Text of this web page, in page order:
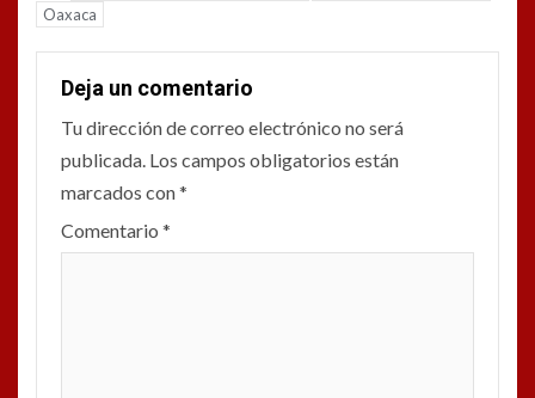
Oaxaca
Deja un comentario
Tu dirección de correo electrónico no será
publicada. Los campos obligatorios están
marcados con*
Comentario *